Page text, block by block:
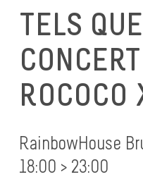
TELS
ROCOCO
RainbowHouse
18:00 > 23:00